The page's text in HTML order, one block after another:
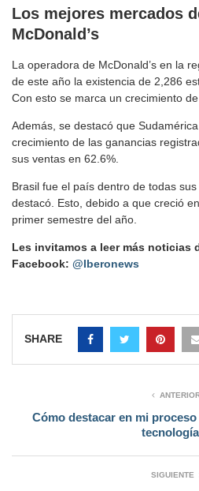
Los mejores mercados
McDonald’s
La operadora de McDonald’s en la
de este año la existencia de 2,286
Con esto se marca un crecimiento
Además, se destacó que
crecimiento de las ganancias
sus ventas en 62.6%.
Brasil fue el país dentro de todas
destacó. Esto, debido a que creció
primer semestre del año.
Les invitamos a leer más noticias
Facebook: @Iberonews
SHARE
Cómo destacar en mi
tecnología
SIGUIENTE